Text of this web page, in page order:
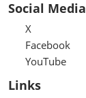
Social Media
X
Facebook
YouTube
Links